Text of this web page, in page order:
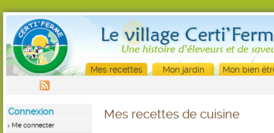
Mes recettes Mon jardin Mon bien
Connexion
Me connecter
Mes recettes de cuisine